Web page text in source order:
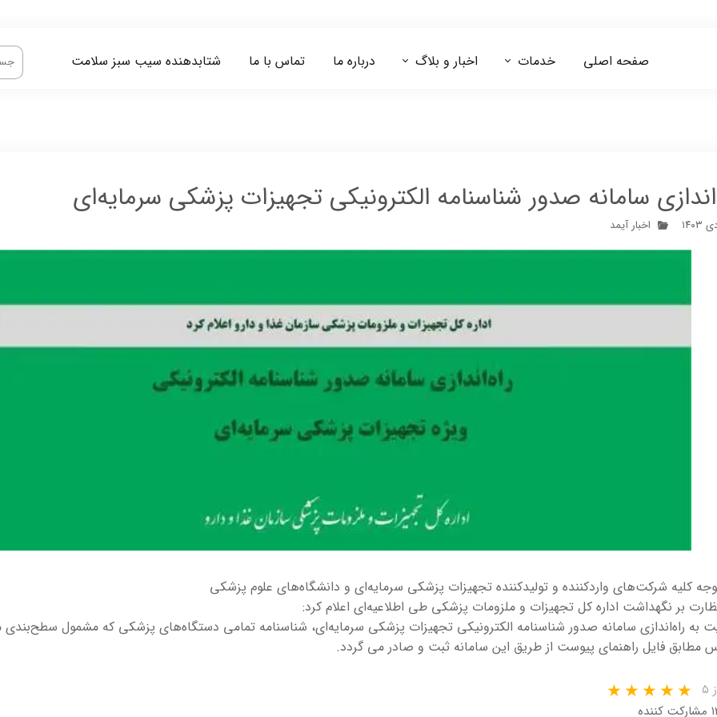
صفحه اصلی خدمات اخبار و بلاگ درباره ما تماس با ما شتابدهنده سیب سبز سلامت
اندازی سامانه صدور شناسنامه الکترونیکی تجهیزات پزشکی سرمایه‌ای
اخبار آیمد
کلیه شرکت‌های واردکننده و تولیدکننده تجهیزات پزشکی سرمایه‌ای و دانشگاه‌های علوم پزشکی
بر نگهداشت اداره کل تجهیزات و ملزومات پزشکی طی اطلاعیه‌ای اعلام کرد:
به راه‌اندازی سامانه صدور شناسنامه الکترونیکی تجهیزات پزشکی سرمایه‌ای، شناسنامه تمامی دستگاه‌های پزشکی که مشمول سطح‌بندی
مطابق فایل راهنمای پیوست از طریق این سامانه ثبت و صادر می گردد.
۵